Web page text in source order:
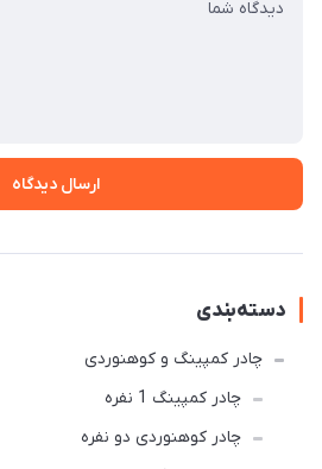
ارسال دیدگاه
دسته‌بندی
چادر کمپینگ و کوهنوردی
چادر کمپینگ 1 نفره
چادر کوهنوردی دو نفره